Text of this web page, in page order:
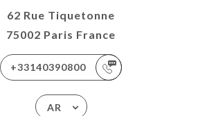
62 Rue Tiquetonne
75002 Paris France
+33140390800
AR